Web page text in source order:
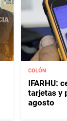
COLÓN
IFARHU:
tarjetas y
agosto